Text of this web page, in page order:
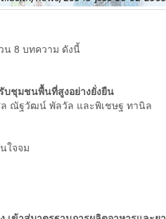
น 8 บทความ ดังนี้
บชุมชนพื้นที่สูงอย่างยั่งยืน
ล ณัฐวัฒน์ พัลวัล และพิเชษฐ ทานิล
ใจจม